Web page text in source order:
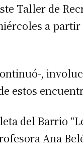
Taller de
a partir
,
estos
del Barrio
Ana